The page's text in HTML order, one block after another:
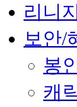
리니
보안/
봉
캐